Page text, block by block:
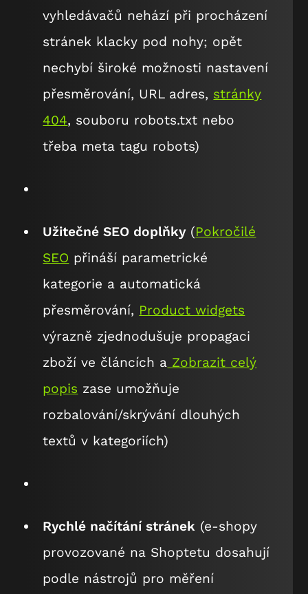
vyhledávačů nehází při procházení
stránek klacky pod nohy; opět
nechybí široké možnosti nastavení
přesměrování, URL adres, stránky
404, souboru robots.txt nebo
třeba meta tagu robots)
Užitečné SEO doplňky(Pokročilé
SEO přináší parametrické
kategorie a automatická
přesměrování, Product widgets
výrazně zjednodušuje propagaci
zboží ve článcích a Zobrazit celý
popis zase umožňuje
rozbalování/skrývání dlouhých
textů v kategoriích)
Rychlé načítání stránek (e-shopy
provozované na Shoptetu dosahují
podle nástrojů pro měření